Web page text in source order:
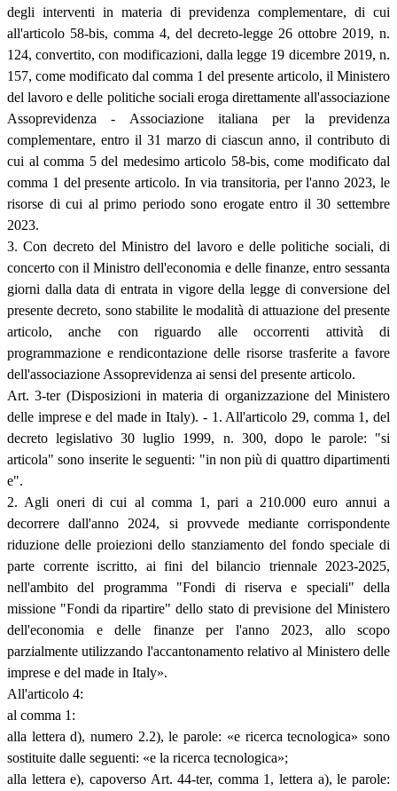
degli interventi in materia di previdenza complementare, di cui
all'articolo 58-bis, comma 4, del decreto-legge 26 ottobre 2019, n.
124, convertito, con modificazioni, dalla legge 19 dicembre 2019, n.
157, come modificato dal comma 1 del presente articolo, il Ministero
del lavoro e delle politiche sociali eroga direttamente all'associazione
Assoprevidenza - Associazione italiana per la previdenza
complementare, entro il 31 marzo di ciascun anno, il contributo di
cui al comma 5 del medesimo articolo 58-bis, come modificato dal
comma 1 del presente articolo. In via transitoria, per l'anno 2023, le
risorse di cui al primo periodo sono erogate entro il 30 settembre
2023.
3. Con decreto del Ministro del lavoro e delle politiche sociali, di
concerto con il Ministro dell'economia e delle finanze, entro sessanta
giorni dalla data di entrata in vigore della legge di conversione del
presente decreto, sono stabilite le modalità di attuazione del presente
articolo, anche con riguardo alle occorrenti attività di
programmazione e rendicontazione delle risorse trasferite a favore
dell'associazione Assoprevidenza ai sensi del presente articolo.
Art. 3-ter (Disposizioni in materia di organizzazione del Ministero
delle imprese e del made in Italy). - 1. All'articolo 29, comma 1, del
decreto legislativo 30 luglio 1999, n. 300, dopo le parole: "si
articola" sono inserite le seguenti: "in non più di quattro dipartimenti
e".
2. Agli oneri di cui al comma 1, pari a 210.000 euro annui a
decorrere dall'anno 2024, si provvede mediante corrispondente
riduzione delle proiezioni dello stanziamento del fondo speciale di
parte corrente iscritto, ai fini del bilancio triennale 2023-2025,
nell'ambito del programma "Fondi di riserva e speciali" della
missione "Fondi da ripartire" dello stato di previsione del Ministero
dell'economia e delle finanze per l'anno 2023, allo scopo
parzialmente utilizzando l'accantonamento relativo al Ministero delle
imprese e del made in Italy».
All'articolo 4:
al comma 1:
alla lettera d), numero 2.2), le parole: «e ricerca tecnologica» sono
sostituite dalle seguenti: «e la ricerca tecnologica»;
alla lettera e), capoverso Art. 44-ter, comma 1, lettera a), le parole: